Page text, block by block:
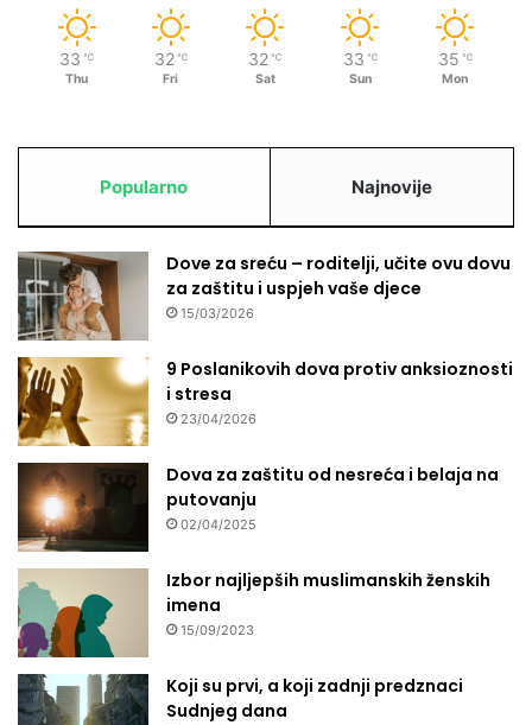
33 ℃
Thu
32 ℃
Fri
32 ℃
Sat
33 ℃
Sun
35 ℃
Mon
Popularno Najnovije
Dove za sreću – roditelji, učite ovu dovu
za zaštitu i uspjeh vaše djece
15/03/2026
9 Poslanikovih dova protiv anksioznosti
i stresa
23/04/2026
Dova za zaštitu od nesreća i belaja na
putovanju
02/04/2025
Izbor najljepših muslimanskih ženskih
imena
15/09/2023
Koji su prvi, a koji zadnji predznaci
Sudnjeg dana